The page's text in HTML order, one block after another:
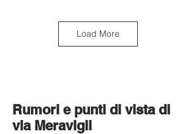
Load More
Rumori e punti di vista di
via Meravigli